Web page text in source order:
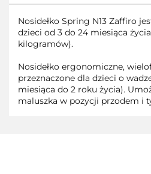
Nosidełko Spring N13 Zaffiro
dzieci od 3 do 24 miesiąca
kilogramów).
Nosidełko ergonomiczne,
przeznaczone dla dzieci o
miesiąca do 2 roku życia).
maluszka w pozycji przodem i